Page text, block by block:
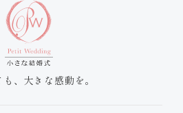
、大きな感動を。